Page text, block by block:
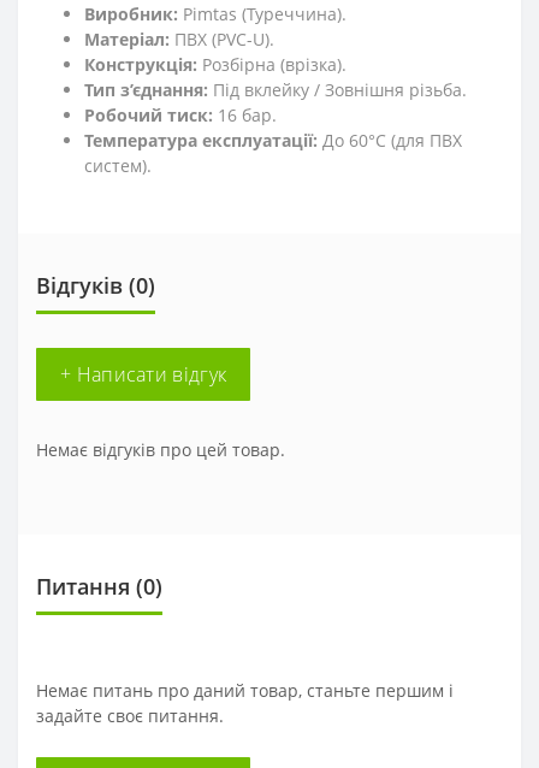
Виробник: Pimtas (Туреччина).
Матеріал: ПВХ (PVC-U).
Конструкція: Розбірна (врізка).
Тип з’єднання: Під вклейку / Зовнішня різьба.
Робочий тиск: 16 бар.
Температура експлуатації: До 60°С (для ПВХ
систем).
Відгуків (0)
+ Написати відгук
Немає відгуків про цей товар.
Питання (0)
Немає питань про даний товар, станьте першим і
задайте своє питання.